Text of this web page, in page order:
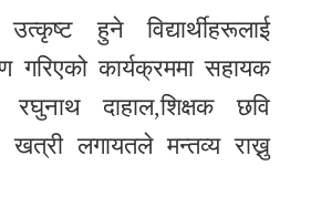
उत्कृष्ट हुने विद्यार्थीहरूलाई
गरिएको कार्यक्रममा सहायक
रघुनाथ दाहाल,शिक्षक छवि
खत्री लगायतले मन्तव्य राख्नु